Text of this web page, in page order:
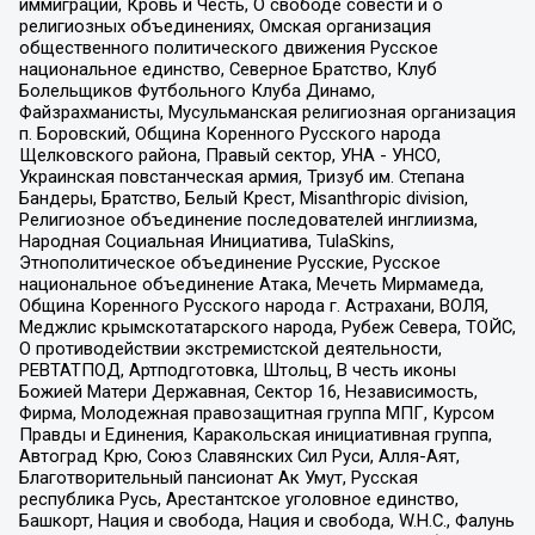
иммиграции, Кровь и Честь, О свободе совести и о
религиозных объединениях, Омская организация
общественного политического движения Русское
национальное единство, Северное Братство, Клуб
Болельщиков Футбольного Клуба Динамо,
Файзрахманисты, Мусульманская религиозная организация
п. Боровский, Община Коренного Русского народа
Щелковского района, Правый сектор, УНА - УНСО,
Украинская повстанческая армия, Тризуб им. Степана
Бандеры, Братство, Белый Крест, Misanthropic division,
Религиозное объединение последователей инглиизма,
Народная Социальная Инициатива, TulaSkins,
Этнополитическое объединение Русские, Русское
национальное объединение Атака, Мечеть Мирмамеда,
Община Коренного Русского народа г. Астрахани, ВОЛЯ,
Меджлис крымскотатарского народа, Рубеж Севера, ТОЙС,
О противодействии экстремистской деятельности,
РЕВТАТПОД, Артподготовка, Штольц, В честь иконы
Божией Матери Державная, Сектор 16, Независимость,
Фирма, Молодежная правозащитная группа МПГ, Курсом
Правды и Единения, Каракольская инициативная группа,
Автоград Крю, Союз Славянских Сил Руси, Алля-Аят,
Благотворительный пансионат Ак Умут, Русская
республика Русь, Арестантское уголовное единство,
Башкорт, Нация и свобода, Нация и свобода, W.H.С., Фалунь